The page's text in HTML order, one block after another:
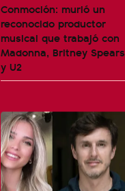
Conmoción: murió un
reconocido productor
musical que trabajó con
Madonna, Britney Spears
y U2